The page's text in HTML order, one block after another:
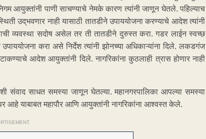
आयुक्तांनी पाणी साचण्याचे नेमके कारण त्यांनी जाणून घेतले. पहिल्याच
उद्‌भवणार नाही यासाठी तातडीने उपाययोजना करण्याचे आदेश त्यांनी
व्यवस्था सदोष असेल तर ती तातडीने दुरुस्त करा. गडर लाईन स्वच्छ
उपाययोजना करा असे निर्देश त्यांनी झोनच्या अधिकाऱ्यांना दिले. लकडगंज
आदेश आयुक्तांनी दिले. नागरिकांना कुठलाही त्रास होणार नाही
संवाद साधत समस्या जाणून घेतल्या. महानगरपालिका आपल्या समस्या
आहे याबाबत महापौर आणि आयुक्तांनी नागरिकांना आश्वस्त केले.